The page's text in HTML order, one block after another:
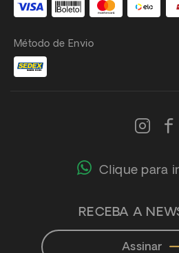
Método de Envio
Clique para
RECEBA A
Assinar